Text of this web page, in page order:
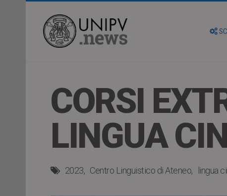
CORSI
LINGUA
2023 Centro Linguistico di Ateneo lingua